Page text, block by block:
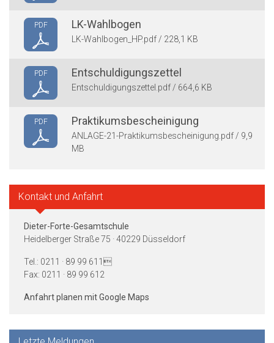
PDF LK-Wahlbogen
LK-Wahlbogen_HP.pdf / 228,1 KB
PDF Entschuldigungszettel
Entschuldigungszettel.pdf / 664,6 KB
PDF Praktikumsbescheinigung
ANLAGE-21-Praktikumsbescheinigung.pdf / 9,9
MB
Kontakt und Anfahrt
Dieter-Forte-Gesamtschule
Heidelberger Straße 75 · 40229 Düsseldorf
Tel.: 0211 · 89 99 611
Fax: 0211 · 89 99 612
Anfahrt planen mit Google Maps